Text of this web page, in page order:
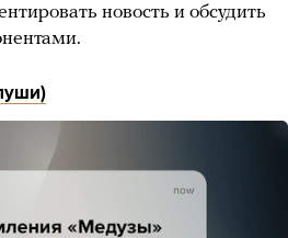
новость и обсудить